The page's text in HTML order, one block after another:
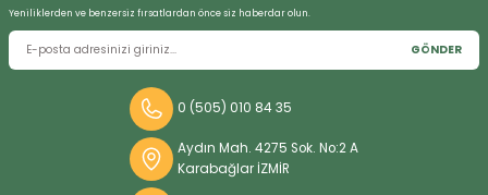
Yeniliklerden ve benzersiz fırsatlardan önce siz haberdar olun.
GÖNDER
0 (505) 010 84 35
Aydın Mah. 4275 Sok. No:2 A
Karabağlar İZMİR